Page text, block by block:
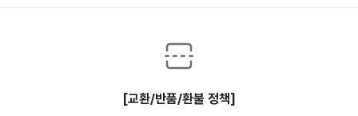
[교환/반품/환불 정책]